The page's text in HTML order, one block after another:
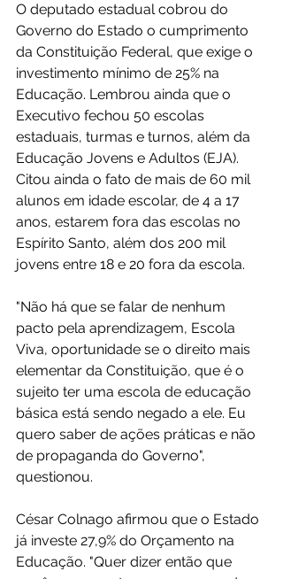
O deputado estadual cobrou do
Governo do Estado o cumprimento
da Constituição Federal, que exige o
investimento mínimo de 25% na
Educação. Lembrou ainda que o
Executivo fechou 50 escolas
estaduais, turmas e turnos, além da
Educação Jovens e Adultos (EJA).
Citou ainda o fato de mais de 60 mil
alunos em idade escolar, de 4 a 17
anos, estarem fora das escolas no
Espírito Santo, além dos 200 mil
jovens entre 18 e 20 fora da escola.
"Não há que se falar de nenhum
pacto pela aprendizagem, Escola
Viva, oportunidade se o direito mais
elementar da Constituição, que é o
sujeito ter uma escola de educação
básica está sendo negado a ele. Eu
quero saber de ações práticas e não
de propaganda do Governo",
questionou.
César Colnago afirmou que o Estado
já investe 27,9% do Orçamento na
Educação. "Quer dizer então que